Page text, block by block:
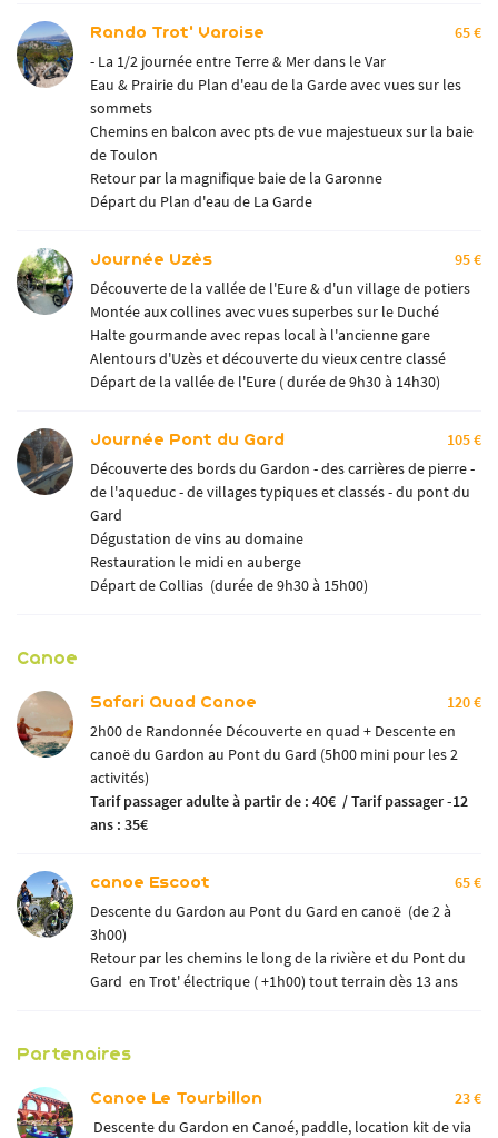
Rando Trot' Varoise
65 €
- La 1/2 journée entre Terre & Mer dans le Var
Eau & Prairie du Plan d'eau de la Garde avec vues sur les
sommets
Chemins en balcon avec pts de vue majestueux sur la baie
de Toulon
Retour par la magnifique baie de la Garonne
Départ du Plan d'eau de La Garde
Journée Uzès
95 €
Découverte de la vallée de l'Eure & d'un village de potiers
Montée aux collines avec vues superbes sur le Duché
Halte gourmande avec repas local à l'ancienne gare
Alentours d'Uzès et découverte du vieux centre classé
Départ de la vallée de l'Eure ( durée de 9h30 à 14h30)
Journée Pont du Gard
105 €
Découverte des bords du Gardon - des carrières de pierre -
de l'aqueduc - de villages typiques et classés - du pont du
Gard
Dégustation de vins au domaine
Restauration le midi en auberge
Départ de Collias (durée de 9h30 à 15h00)
Canoe
Safari Quad Canoe
120 €
2h00 de Randonnée Découverte en quad + Descente en
canoë du Gardon au Pont du Gard (5h00 mini pour les 2
activités)
Tarif passager adulteà partir de : 40€ / Tarif passager -12
ans : 35€
canoe Escoot
65 €
Descente du Gardon au Pont du Gard en canoë (de 2 à
3h00)
Retour par les chemins le long de la rivière et du Pont du
Gard en Trot' électrique ( +1h00) tout terrain dès 13 ans
Partenaires
Canoe Le Tourbillon
23 €
Descente du Gardon en Canoé, paddle, location kit de via